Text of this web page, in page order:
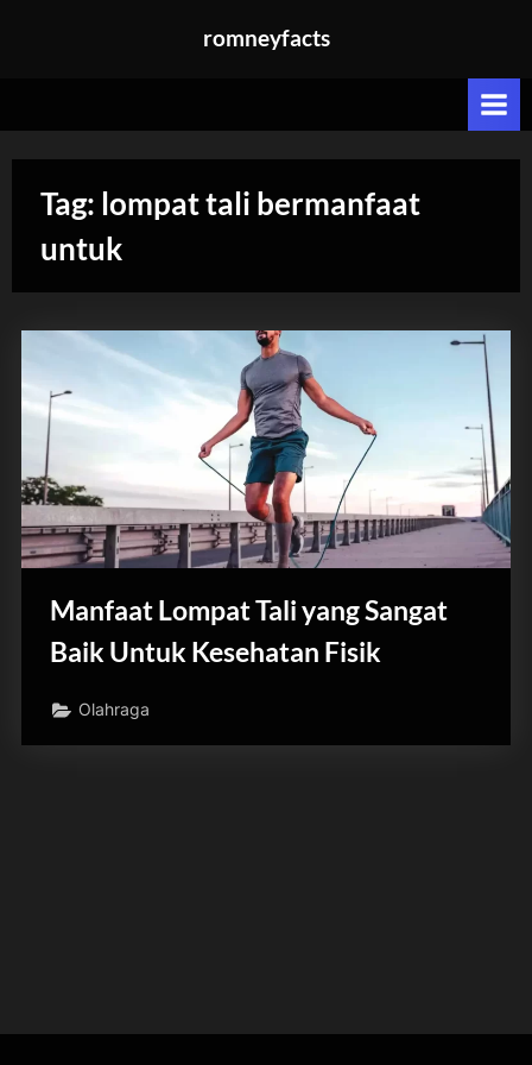
romneyfacts
Tag: lompat tali bermanfaat
untuk
Manfaat Lompat Tali yang Sangat
Baik Untuk Kesehatan Fisik
Olahraga